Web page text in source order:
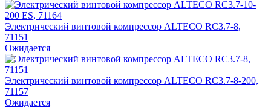
Электрический винтовой компрессор ALTECO RC3.7-8,
71151
Ожидается
Электрический винтовой компрессор ALTECO RC3.7-8-200,
71157
Ожидается